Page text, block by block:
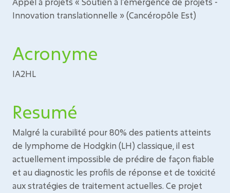
Innovation translationnelle » (Cancéropôle Est)
Acronyme
IA2HL
Resumé
Malgré la curabilité pour 80% des patients atteints
de lymphome de Hodgkin (LH) classique, il est
actuellement impossible de prédire de façon fiable
et au diagnostic les profils de réponse et de toxicité
aux stratégies de traitement actuelles. Ce projet